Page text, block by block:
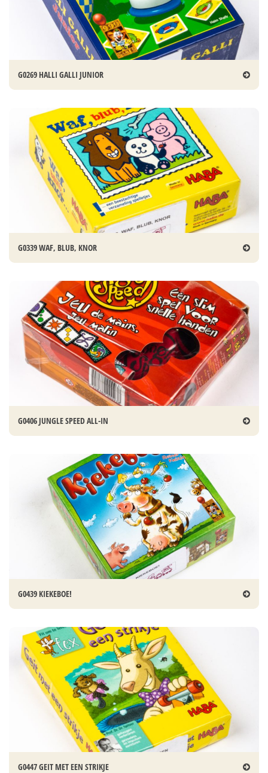
G0269 HALLI GALLI JUNIOR
G0339 WAF, BLUB, KNOR
G0406 JUNGLE SPEED ALL-IN
G0439 KIEKEBOE!
G0447 GEIT MET EEN STRIKJE